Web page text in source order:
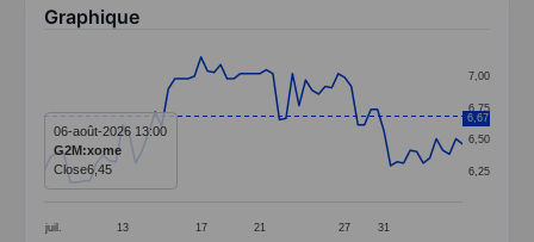
Graphique
Line chart with 65 data points.
The chart has 1 X axis displaying categories.
The chart has 1 Y axis displaying values. Data ranges
juil. 13 17 21 27 31
6,25
6,50
6,75
7,00
6,67
06-août-2026 13:00
G2M:xome
Close6,45